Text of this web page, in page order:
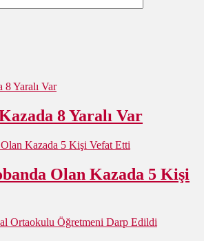
8 Yaralı Var
Olan Kazada 5 Kişi